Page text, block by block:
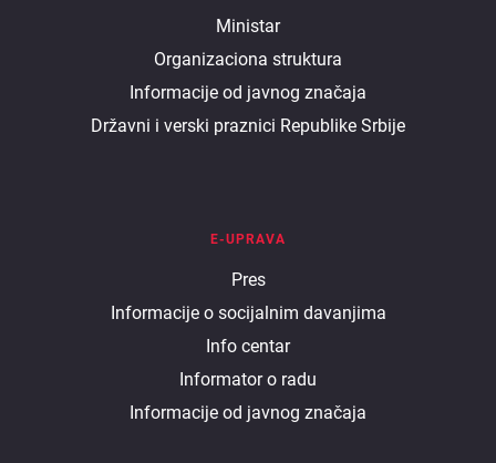
ministarstvu
Ministar
Organizaciona struktura
Informacije od javnog značaja
Državni i verski praznici Republike Srbije
E-UPRAVA
Pres
Informacije o socijalnim davanjima
Info centar
Informator o radu
Informacije od javnog značaja